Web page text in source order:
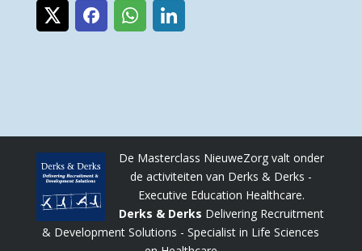
De Masterclass NieuweZorg valt onder
de activiteiten van Derks & Derks -
Executive Education Healthcare.
Derks & Derks Delivering Recruitment
& Development Solutions - Specialist in Life Sciences